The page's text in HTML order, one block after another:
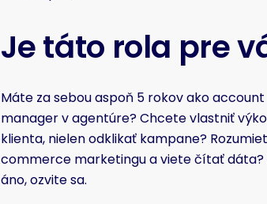
Je táto rola pre
Máte za sebou aspoň 5 rokov ako account
manager v agentúre? Chcete vlastniť
klienta, nielen odklikať kampane?
commerce marketingu a viete čítať dáta?
áno, ozvite sa.